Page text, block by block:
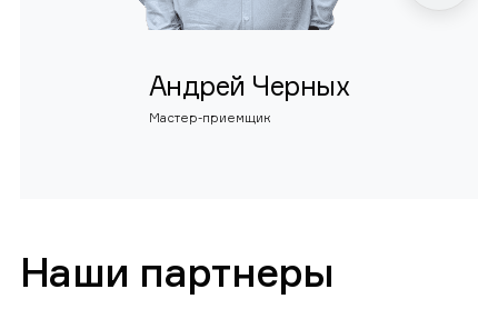
Андрей Черных
Мастер-приемщик
Наши партнеры